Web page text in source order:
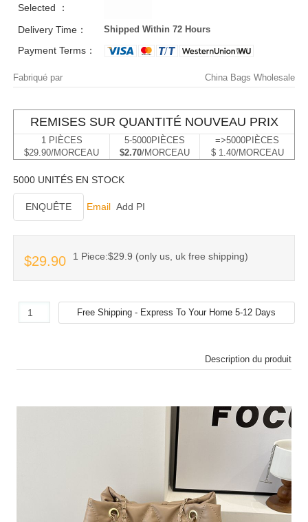
Selected ：
Delivery Time：
Shipped Within 72 Hours
Payment Terms：
Fabriqué par China Bags Wholesale
REMISES SUR QUANTITÉ NOUVEAU PRIX
1 PIÈCES
$29.90/MORCEAU
5-5000PIÈCES
$2.70/MORCEAU
=>5000PIÈCES
$ 1.40/MORCEAU
5000 UNITÉS EN STOCK
ENQUÊTE Email Add PI
$29.90 1 Piece:$29.9 (only us, uk free shipping)
Description du produit